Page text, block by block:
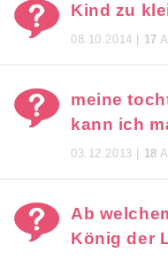
Kind zu
08.10.2014 | 17
meine
kann ich
03.12.2013 | 18
Ab
König der